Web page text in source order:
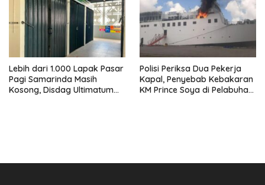
Lebih dari 1.000 Lapak Pasar
Pagi Samarinda Masih
Kosong, Disdag Ultimatum
Polisi Periksa Dua Pekerja
Kapal, Penyebab Kebakaran
KM Prince Soya di Pelabuhan